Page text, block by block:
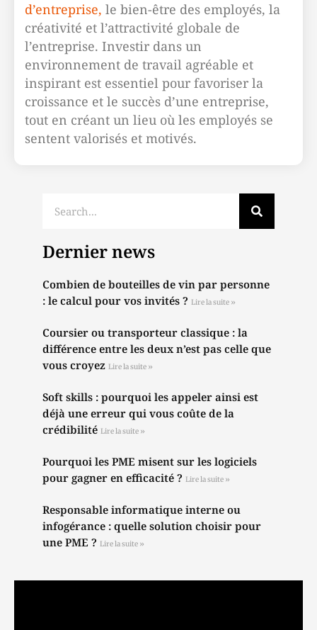
d’entreprise, le bien-être des employés, la
créativité et l’attractivité globale de
l’entreprise. Investir dans un
environnement de travail agréable et
inspirant est essentiel pour favoriser la
croissance et le succès d’une entreprise,
tout en créant un lieu où les employés se
sentent valorisés et motivés.
Dernier news
Combien de bouteilles de vin par personne
: le calcul pour vos invités ? Lire la suite »
Coursier ou transporteur classique : la
différence entre les deux n’est pas celle que
vous croyez Lire la suite »
Soft skills : pourquoi les appeler ainsi est
déjà une erreur qui vous coûte de la
crédibilité Lire la suite »
Pourquoi les PME misent sur les logiciels
pour gagner en efficacité ? Lire la suite »
Responsable informatique interne ou
infogérance : quelle solution choisir pour
une PME ? Lire la suite »